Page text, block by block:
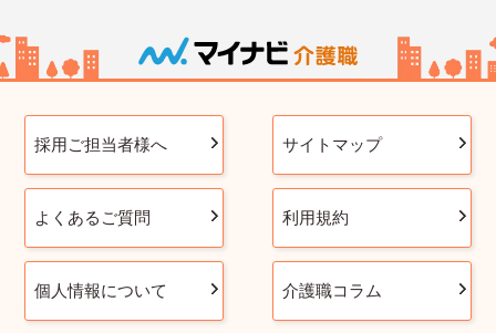
採用ご担当者様へ サイトマップ
よくあるご質問 利用規約
個人情報について 介護職コラム